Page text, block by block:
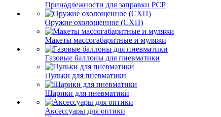
Принадлежности для заправки PCP
Оружие охолощенное (СХП)
Макеты массогабаритные и муляжи
Газовые баллоны для пневматики
Пульки для пневматики
Шарики для пневматики
Аксессуары для оптики